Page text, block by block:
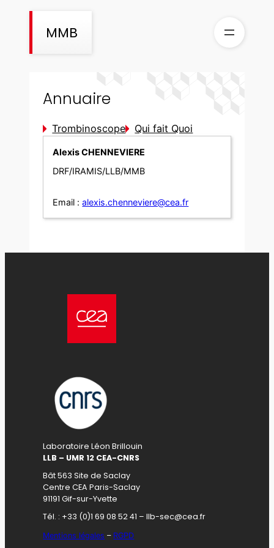
MMB
Annuaire
Trombinoscope Qui fait Quoi
Alexis CHENNEVIERE
DRF/IRAMIS/LLB/MMB
Email :alexis.chenneviere@cea.fr
Laboratoire Léon Brillouin
LLB – UMR 12 CEA-CNRS
Bât 563 Site de Saclay
Centre CEA Paris-Saclay
91191 Gif-sur-Yvette
Tél. : +33 (0)1 69 08 52 41 – llb-sec@cea.fr
Mentions légales – RGPD